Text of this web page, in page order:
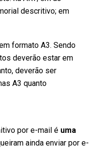
descritivo; em
formato A3. Sendo
deverão estar em
deverão ser
A3 quanto
por e-mail é uma
ainda enviar por e-